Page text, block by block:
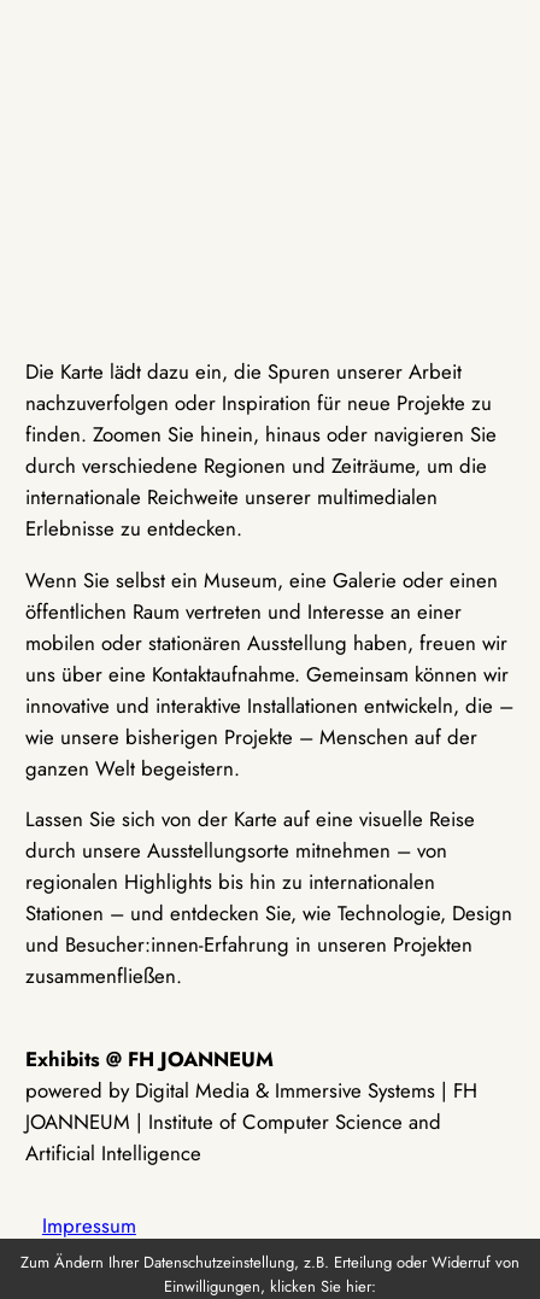
Die Karte lädt dazu ein, die Spuren unserer Arbeit
nachzuverfolgen oder Inspiration für neue Projekte zu
finden. Zoomen Sie hinein, hinaus oder navigieren Sie
durch verschiedene Regionen und Zeiträume, um die
internationale Reichweite unserer multimedialen
Erlebnisse zu entdecken.
Wenn Sie selbst ein Museum, eine Galerie oder einen
öffentlichen Raum vertreten und Interesse an einer
mobilen oder stationären Ausstellung haben, freuen wir
uns über eine Kontaktaufnahme. Gemeinsam können wir
innovative und interaktive Installationen entwickeln, die –
wie unsere bisherigen Projekte – Menschen auf der
ganzen Welt begeistern.
Lassen Sie sich von der Karte auf eine visuelle Reise
durch unsere Ausstellungsorte mitnehmen – von
regionalen Highlights bis hin zu internationalen
Stationen – und entdecken Sie, wie Technologie, Design
und Besucher:innen-Erfahrung in unseren Projekten
zusammenfließen.
Exhibits @ FH JOANNEUM
powered by Digital Media & Immersive Systems | FH
JOANNEUM | Institute of Computer Science and
Artificial Intelligence
Impressum
Zum Ändern Ihrer Datenschutzeinstellung, z.B. Erteilung oder Widerruf von
Einwilligungen, klicken Sie hier: